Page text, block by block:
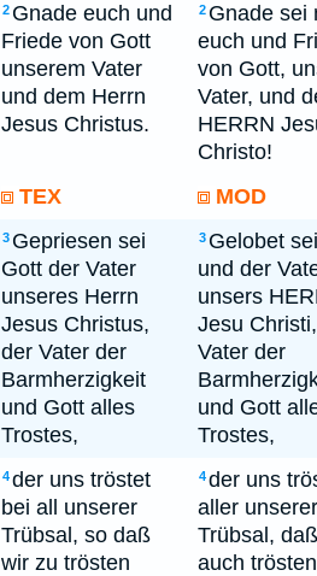
2 Gnade euch und
Friede von Gott
unserem Vater
und dem Herrn
Jesus Christus.
2 Gnade sei
euch und
von Gott,
Vater, und
HERRN
Christo!
TEX MOD
3 Gepriesen sei
Gott der Vater
unseres Herrn
Jesus Christus,
der Vater der
Barmherzigkeit
und Gott alles
Trostes,
3 Gelobet
und der
unsers
Jesu
Vater der
und Gott
Trostes,
4der uns tröstet
bei all unserer
Trübsal, so daß
wir zu trösten
4der uns
aller unserer
Trübsal,
auch trösten